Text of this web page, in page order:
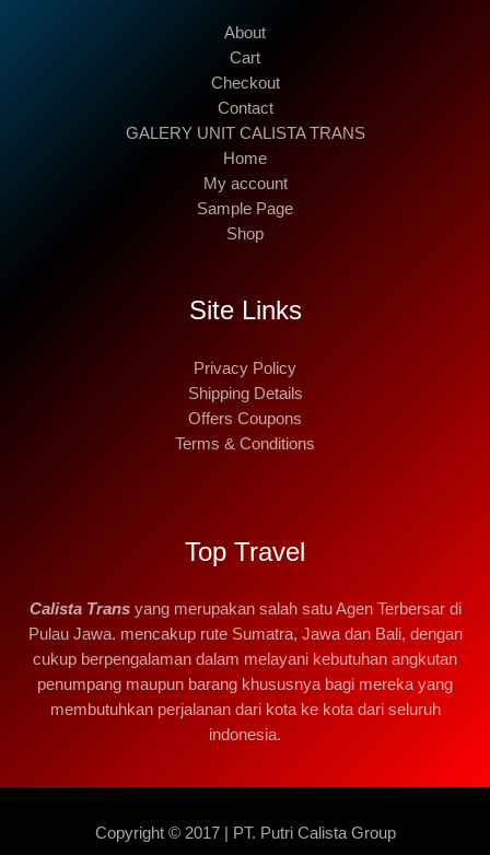
About
Cart
Checkout
Contact
GALERY UNIT CALISTA TRANS
Home
My account
Sample Page
Shop
Site Links
Privacy Policy
Shipping Details
Offers Coupons
Terms & Conditions
Top Travel
Calista Transyang merupakan salah satu Agen Terbersar di
Pulau Jawa. mencakup rute Sumatra, Jawa dan Bali, dengan
cukup berpengalaman dalam melayani kebutuhan angkutan
penumpang maupun barang khususnya bagi mereka yang
membutuhkan perjalanan dari kota ke kota dari seluruh
indonesia.
Copyright © 2017 | PT. Putri Calista Group